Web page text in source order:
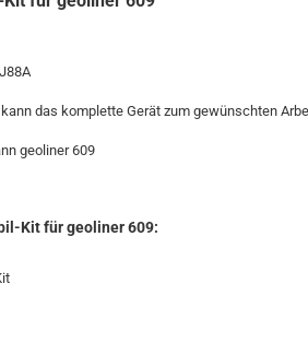
das komplette Gerät zum gewünschten
geoliner 609
Kit für geoliner 609: